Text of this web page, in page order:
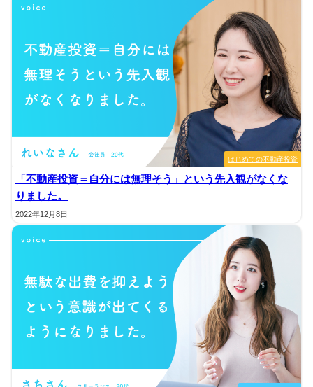
はじめての不動産投資
「不動産投資＝自分には無理そう」という先入観がなくな
りました。
2022年12月8日